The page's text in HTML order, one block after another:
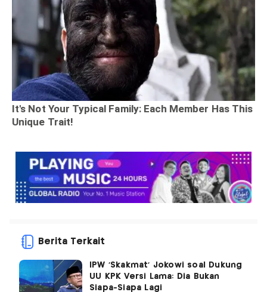
Berita Terkait
IPW 'Skakmat' Jokowi soal Dukung
UU KPK Versi Lama: Dia Bukan
Siapa-Siapa Lagi